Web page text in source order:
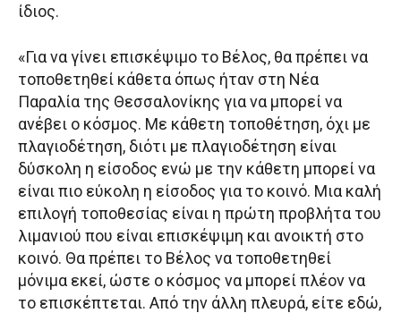
ίδιος.
«Για να γίνει επισκέψιμο το Βέλος, θα πρέπει να
τοποθετηθεί κάθετα όπως ήταν στη Νέα
Παραλία της Θεσσαλονίκης για να μπορεί να
ανέβει ο κόσμος. Με κάθετη τοποθέτηση, όχι με
πλαγιοδέτηση, διότι με πλαγιοδέτηση είναι
δύσκολη η είσοδος ενώ με την κάθετη μπορεί να
είναι πιο εύκολη η είσοδος για το κοινό. Μια καλή
επιλογή τοποθεσίας είναι η πρώτη προβλήτα του
λιμανιού που είναι επισκέψιμη και ανοικτή στο
κοινό. Θα πρέπει το Βέλος να τοποθετηθεί
μόνιμα εκεί, ώστε ο κόσμος να μπορεί πλέον να
το επισκέπτεται. Από την άλλη πλευρά, είτε εδώ,